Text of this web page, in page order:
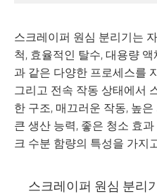
스크레이퍼 원심 분리기는
척, 효율적인 탈수, 대용량
과 같은 다양한 프로세스를
그리고 전속 작동 상태에서
한 구조, 매끄러운 작동, 높
큰 생산 능력, 좋은 청소 효
크 수분 함량의 특성을 가지
스크레이퍼 원심 분리